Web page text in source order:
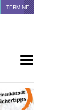
TERMINE